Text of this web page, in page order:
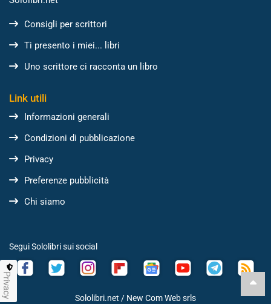
Consigli per scrittori
Ti presento i miei... libri
Uno scrittore ci racconta un libro
Link utili
Informazioni generali
Condizioni di pubblicazione
Privacy
Preferenze pubblicità
Chi siamo
Segui Sololibri sui social
Sololibri.net / New Com Web srls
Privacy